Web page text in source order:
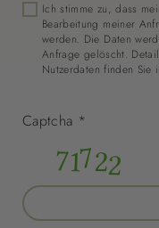
Ich stimme zu, dass
Bearbeitung meiner
werden. Die Daten
Anfrage gelöscht.
Nutzerdaten finden Sie
Captcha *